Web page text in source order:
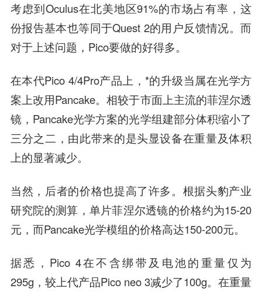
考虑到Oculus在北美地区91%的市场占有率，这
份报告基本也等同于Quest 2的用户反馈情况。而
对于上述问题，Pico要做的好得多。
在本代Pico 4/4Pro产品上，*的升级当属在光学方
案上改用Pancake。相较于市面上主流的菲涅尔透
镜，Pancake光学方案的光学组建部分体积缩小了
三分之二，由此带来的是头显设备在重量及体积
上的显著减少。
当然，后者的价格也提高了许多。根据头豹产业
研究院的测算，单片菲涅尔透镜的价格约为15-20
元，而Pancake光学模组的价格高达150-200元。
据悉，Pico 4在不含绑带及电池的重量仅为
295g，较上代产品Pico neo 3减少了100g。在重量